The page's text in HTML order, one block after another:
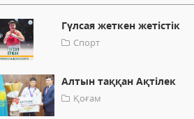
Гүлсая жеткен жетістік
Спорт
Алтын таққан Ақтілек
Қоғам